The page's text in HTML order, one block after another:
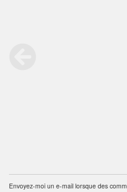
Envoyez-moi un e-mail lorsque des